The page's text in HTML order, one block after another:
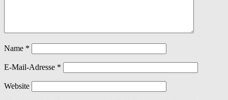
Name *
E-Mail-Adresse *
Website